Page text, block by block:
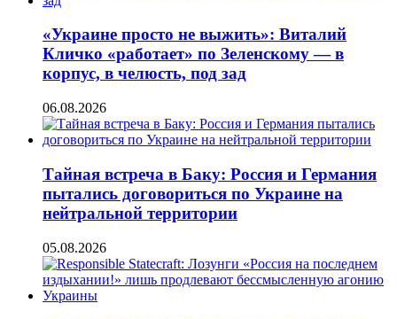
«Украине просто не выжить»: Виталий
Кличко «работает» по Зеленскому — в
корпус, в челюсть, под зад
06.08.2026
Тайная встреча в Баку: Россия и Германия
пытались договориться по Украине на
нейтральной территории
05.08.2026